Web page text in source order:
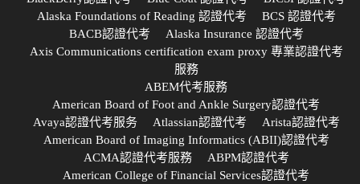
Alaska Foundations of Reading 認證代考
BCS 認證代考
BACB認證代考
Alaska Insurance 認證代考
Axis Communications certification exam proxy 專業認證代考
服務
ABEM代考服務
American Board of Foot and Ankle Surgery認證代考
Avaya認證代考服务
Atlassian認證代考
Arista認證代考
American Board of Imaging Informatics (ABII)認證代考
ACMA認證代考服務
ABPM認證代考
American College of Financial Services認證代考